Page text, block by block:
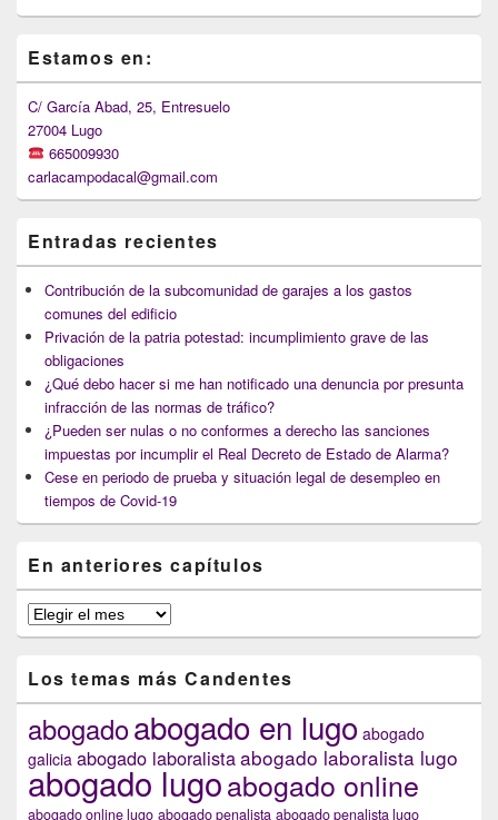
Sidebar
Widget
Area
Estamos en:
C/ García Abad, 25, Entresuelo
27004 Lugo
665009930
carlacampodacal@gmail.com
Entradas recientes
Contribución de la subcomunidad de garajes a los gastos
comunes del edificio
Privación de la patria potestad: incumplimiento grave de las
obligaciones
¿Qué debo hacer si me han notificado una denuncia por presunta
infracción de las normas de tráfico?
¿Pueden ser nulas o no conformes a derecho las sanciones
impuestas por incumplir el Real Decreto de Estado de Alarma?
Cese en periodo de prueba y situación legal de desempleo en
tiempos de Covid-19
En anteriores capítulos
En
anteriores
Los temas más Candentes
abogadoabogado en lugo abogado
galicia abogado laboralistaabogado laboralista lugo
abogado lugoabogado online
abogado online lugo abogado penalista abogado penalista lugo